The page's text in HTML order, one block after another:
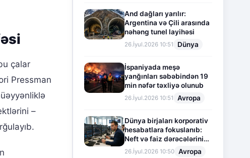
çalar
Pressman
–
And dağları yarılır:
Argentina və Çili arasında
nəhəng tunel layihəsi
26.İyul.2026 10:51 Dünya
İspaniyada meşə
yanğınları səbəbindən 19
min nəfər təxliyə olunub
26.İyul.2026 10:51 Avropa
Dünya birjaları korporativ
hesabatlara fokuslanıb:
Neft və faiz dərəcələrinin
təsiri altında cari vəziyyət
26.İyul.2026 10:50 Avropa